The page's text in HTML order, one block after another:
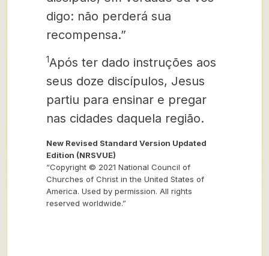
digo: não perderá sua
recompensa.”
1Após ter dado instruções aos
seus doze discípulos, Jesus
partiu para ensinar e pregar
nas cidades daquela região.
New Revised Standard Version Updated
Edition (NRSVUE)
“Copyright © 2021 National Council of
Churches of Christ in the United States of
America. Used by permission. All rights
reserved worldwide.”